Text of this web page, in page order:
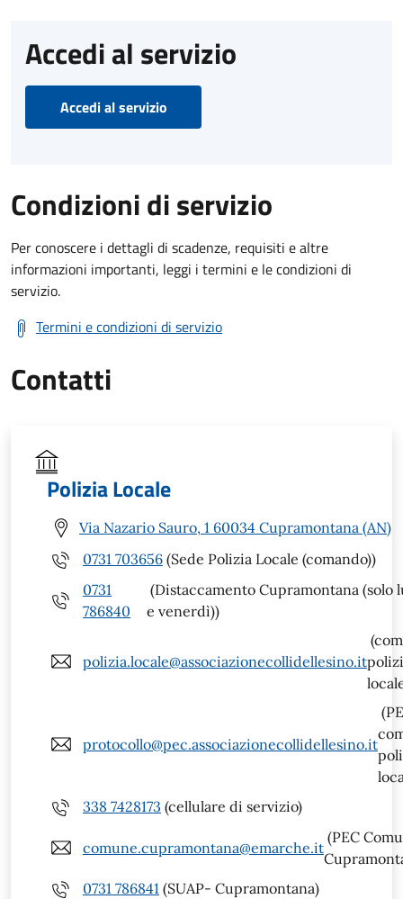
Accedi al servizio
Accedi al servizio
Condizioni di servizio
Per conoscere i dettagli di scadenze, requisiti e altre
informazioni importanti, leggi i termini e le condizioni di
servizio.
Termini e condizioni di servizio
Contatti
Polizia Locale
Via Nazario Sauro, 1 60034 Cupramontana (AN)
0731 703656 (Sede Polizia Locale (comando))
0731
786840
(Distaccamento Cupramontana (solo
e venerdì))
polizia.locale@associazionecollidellesino.it
protocollo@pec.associazionecollidellesino.it
338 7428173 (cellulare di servizio)
comune.cupramontana@emarche.it
(PEC
0731 786841 (SUAP- Cupramontana)